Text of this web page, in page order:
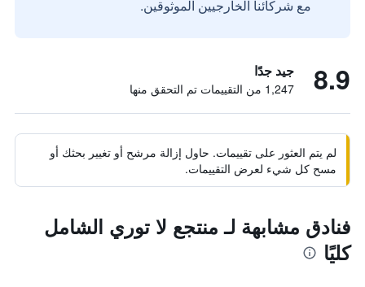
مع شركائنا الخارجيين الموثوقين.
8.9 جيد جدًا
1,247 من التقييمات تم التحقق منها
لم يتم العثور على تقييمات. حاول إزالة مرشح أو تغيير بحثك أو
مسح كل شيء لعرض التقييمات.
فنادق مشابهة لـ منتجع لا توري الشامل
كليًا